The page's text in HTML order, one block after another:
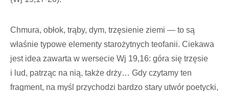
Chmura, obłok, trąby, dym, trzęsienie ziemi — to są
właśnie typowe elementy starożytnych teofanii. Ciekawa
jest idea zawarta w wersecie Wj 19,16: góra się trzęsie
i lud, patrząc na nią, także drży… Gdy czytamy ten
fragment, na myśl przychodzi bardzo stary utwór poetycki,